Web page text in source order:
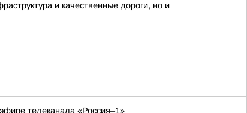
и качественные дороги, но и
телеканала «Россия–1»